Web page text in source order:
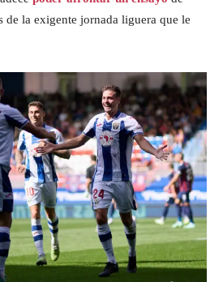
de la exigente jornada liguera que le